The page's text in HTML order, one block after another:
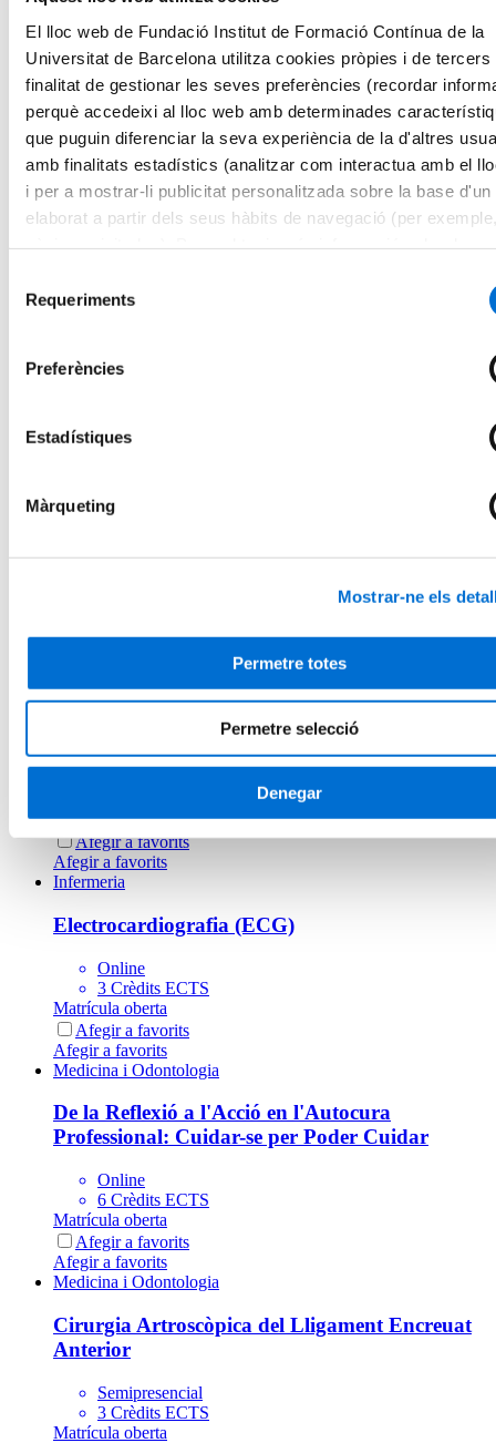
El lloc web de Fundació Institut de Formació Contínua de la
Universitat de Barcelona utilitza cookies pròpies i de tercers
finalitat de gestionar les seves preferències (recordar
perquè accedeixi al lloc web amb determinades
que puguin diferenciar la seva experiència de la d'altres
amb finalitats estadístics (analitzar com interactua amb el
i per a mostrar-li publicitat personalitzada sobre la base d'un
elaborat a partir dels seus hàbits de navegació (per
Requeriments
Preferències
Estadístiques
Màrqueting
Mostrar-ne els
Permetre totes
Permetre selecció
Denegar
Online
10 Crèdits ECTS
Matrícula oberta
Afegir a favorits
Afegir a favorits
Ciències del Comportament i Psicologia
Expert en Salut Mental Perinatal
Online
15 Crèdits ECTS
Matrícula oberta
Afegir a favorits
Medicina i Odontologia
Presencial
Afegir a favorits
Matrícula oberta
Infermeria
Suport Vital Avançat (SVA)
Matrícula oberta
Afegir a favorits
Afegir a favorits
Infermeria
Electrocardiografia (ECG)
Online
3 Crèdits ECTS
Matrícula oberta
Afegir a favorits
Afegir a favorits
Medicina i Odontologia
De la Reflexió a l'Acció en l'Autocura
Professional: Cuidar-se per Poder Cuidar
Online
6 Crèdits ECTS
Matrícula oberta
Afegir a favorits
Afegir a favorits
Medicina i Odontologia
Cirurgia Artroscòpica del Lligament Encreuat
Anterior
Semipresencial
3 Crèdits ECTS
Matrícula oberta